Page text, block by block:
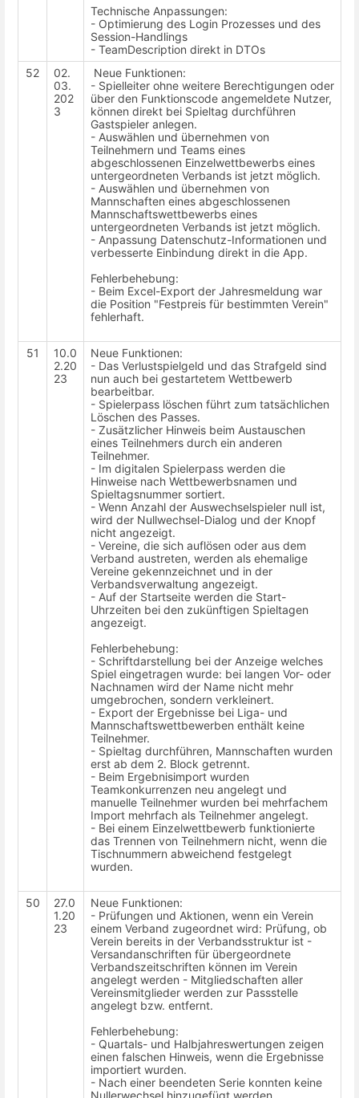
Technische Anpassungen:
- Optimierung des Login Prozesses und des
Session-Handlings
- TeamDescription direkt in DTOs
52
02.
03.
202
3
Neue Funktionen:
- Spielleiter ohne weitere Berechtigungen oder
über den Funktionscode angemeldete Nutzer,
können direkt bei Spieltag durchführen
Gastspieler anlegen.
- Auswählen und übernehmen von
Teilnehmern und Teams eines
abgeschlossenen Einzelwettbewerbs eines
untergeordneten Verbands ist jetzt möglich.
- Auswählen und übernehmen von
Mannschaften eines abgeschlossenen
Mannschaftswettbewerbs eines
untergeordneten Verbands ist jetzt möglich.
- Anpassung Datenschutz-Informationen und
verbesserte Einbindung direkt in die App.
Fehlerbehebung:
- Beim Excel-Export der Jahresmeldung war
die Position "Festpreis für bestimmten Verein"
fehlerhaft.
51
10.0
2.20
23
Neue Funktionen:
- Das Verlustspielgeld und das Strafgeld sind
nun auch bei gestartetem Wettbewerb
bearbeitbar.
- Spielerpass löschen führt zum tatsächlichen
Löschen des Passes.
- Zusätzlicher Hinweis beim Austauschen
eines Teilnehmers durch ein anderen
Teilnehmer.
- Im digitalen Spielerpass werden die
Hinweise nach Wettbewerbsnamen und
Spieltagsnummer sortiert.
- Wenn Anzahl der Auswechselspieler null ist,
wird der Nullwechsel-Dialog und der Knopf
nicht angezeigt.
- Vereine, die sich auflösen oder aus dem
Verband austreten, werden als ehemalige
Vereine gekennzeichnet und in der
Verbandsverwaltung angezeigt.
- Auf der Startseite werden die Start-
Uhrzeiten bei den zukünftigen Spieltagen
angezeigt.
Fehlerbehebung:
- Schriftdarstellung bei der Anzeige welches
Spiel eingetragen wurde: bei langen Vor- oder
Nachnamen wird der Name nicht mehr
umgebrochen, sondern verkleinert.
- Export der Ergebnisse bei Liga- und
Mannschaftswettbewerben enthält keine
Teilnehmer.
- Spieltag durchführen, Mannschaften wurden
erst ab dem 2. Block getrennt.
- Beim Ergebnisimport wurden
Teamkonkurrenzen neu angelegt und
manuelle Teilnehmer wurden bei mehrfachem
Import mehrfach als Teilnehmer angelegt.
- Bei einem Einzelwettbewerb funktionierte
das Trennen von Teilnehmern nicht, wenn die
Tischnummern abweichend festgelegt
wurden.
50
27.0
1.20
23
Neue Funktionen:
- Prüfungen und Aktionen, wenn ein Verein
einem Verband zugeordnet wird: Prüfung, ob
Verein bereits in der Verbandsstruktur ist -
Versandanschriften für übergeordnete
Verbandszeitschriften können im Verein
angelegt werden - Mitgliedschaften aller
Vereinsmitglieder werden zur Passstelle
angelegt bzw. entfernt.
Fehlerbehebung:
- Quartals- und Halbjahreswertungen zeigen
einen falschen Hinweis, wenn die Ergebnisse
importiert wurden.
- Nach einer beendeten Serie konnten keine